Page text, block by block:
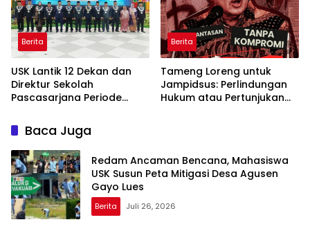
Berita
USK Lantik 12 Dekan dan
Direktur Sekolah
Pascasarjana Periode
Berita
Tameng Loreng untuk
Jampidsus: Perlindungan
Hukum atau Pertunjukan
Baca Juga
Redam Ancaman Bencana, Mahasiswa
USK Susun Peta Mitigasi Desa Agusen
Gayo Lues
Berita Juli 26, 2026